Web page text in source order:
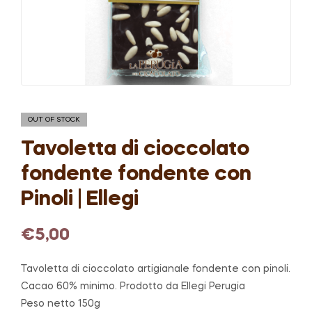
OUT OF STOCK
Tavoletta di cioccolato
fondente fondente con
Pinoli | Ellegi
€5,00
Tavoletta di cioccolato artigianale fondente con pinoli.
Cacao 60% minimo. Prodotto da Ellegi Perugia
Peso netto 150g